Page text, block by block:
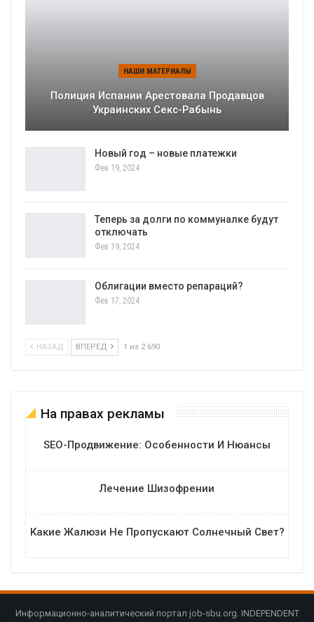
НАШИ МАТЕРИАЛЫ
Полиция Испании Арестовала Продавцов
Украинских Секс-Рабынь
Новый год – новые платежки
Фев 19, 2024
Теперь за долги по коммуналке будут
отключать
Фев 19, 2024
Облигации вместо репараций?
Фев 17, 2024
НАЗАД ВПЕРЕД 1 из 2 690
На правах рекламы
SEO-Продвижение: Особенности И Нюансы
Лечение Шизофрении
Какие Жалюзи Не Пропускают Солнечный Свет?
Информационно-аналитический портал job-sbu.org. INDEPENDENT